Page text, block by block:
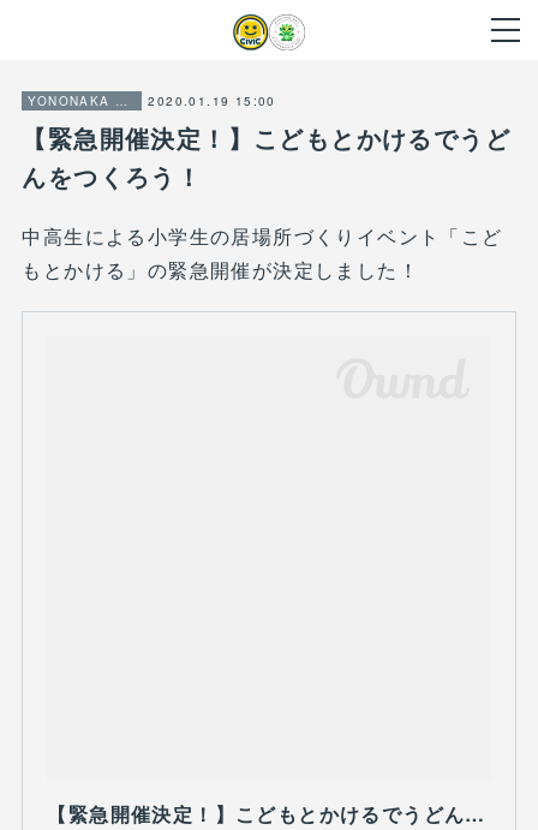
YONONAKA CITIZENSHIP PROJECT 2020.01.19 15:00
【緊急開催決定！】こどもとかけるでうど
んをつくろう！
中高生による小学生の居場所づくりイベント「こど
もとかける」の緊急開催が決定しました！
【緊急開催決定！】こどもとかけるでうどんをつくろう！ – こどもNPOシビックスクール